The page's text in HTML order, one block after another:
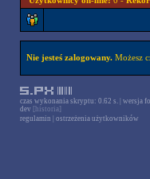
Nie jesteś zalogowany.Możesz
czas wykonania skryptu: 0.62 s. | wersja
dev [historia]
regulamin
ostrzeżenia użytkowników